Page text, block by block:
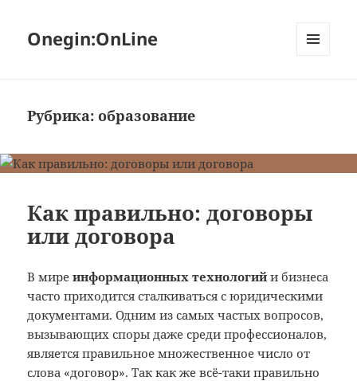
Onegin:OnLine
Рубрика:образование
Как правильно: договоры
или договора
В миреинформационных технологий и бизнеса
часто приходится сталкиваться с юридическими
документами. Одним из самых частых вопросов,
вызывающих споры даже среди профессионалов,
является правильное множественное число от
слова «договор». Так как же всё-таки правильно